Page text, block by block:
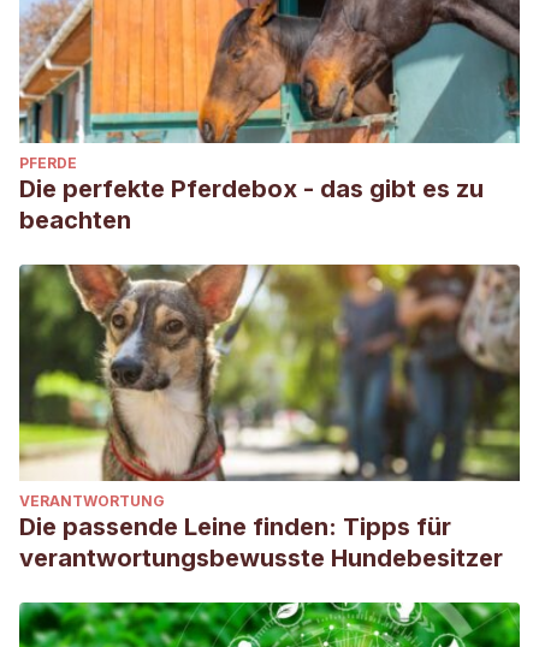
PFERDE
Die perfekte Pferdebox - das gibt es zu
beachten
VERANTWORTUNG
Die passende Leine finden: Tipps für
verantwortungsbewusste Hundebesitzer